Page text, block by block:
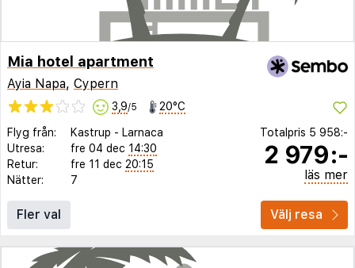
Mia hotel apartment
Ayia Napa, Cypern
3,9/5 20°C
Flyg från: Kastrup - Larnaca
Utresa:
fre 04 dec 14:30
Retur:
fre 11 dec 20:15
Nätter:
7
Totalpris 5 958:-
2 979:-
läs mer
Fler val Välj resa